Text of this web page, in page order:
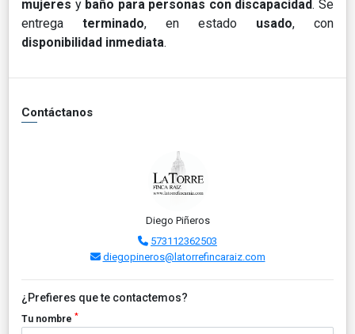
mujeres y baño para personas con discapacidad. Se
entrega terminado, en estado usado, con
disponibilidad inmediata.
Contáctanos
Diego Piñeros
573112362503
diegopineros@latorrefincaraiz.com
¿Prefieres que te contactemos?
Tu nombre *